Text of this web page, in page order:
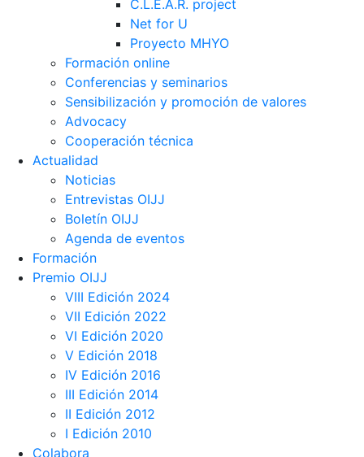
C.L.E.A.R. project
Net for U
Proyecto MHYO
Formación online
Conferencias y seminarios
Sensibilización y promoción de valores
Advocacy
Cooperación técnica
Actualidad
Noticias
Entrevistas OIJJ
Boletín OIJJ
Agenda de eventos
Formación
Premio OIJJ
VIII Edición 2024
VII Edición 2022
VI Edición 2020
V Edición 2018
IV Edición 2016
III Edición 2014
II Edición 2012
I Edición 2010
Colabora